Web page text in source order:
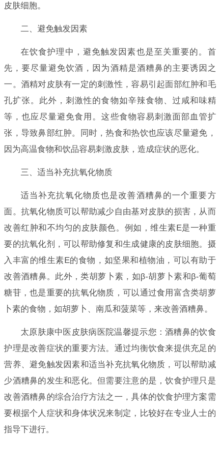
皮肤细胞。
二、避免触发因素
在饮食护理中，避免触发因素也是至关重要的。首
先，要尽量避免饮酒，因为酒精是酒糟鼻的主要诱因之
一。酒精对皮肤有一定的刺激性，容易引起面部红肿和毛
孔扩张。此外，刺激性的食物如辛辣食物、过咸和味精
等，也应尽量避免食用。这些食物容易刺激面部血管扩
张，导致鼻部红肿。同时，热食和热饮也应该尽量避免，
因为高温食物和饮品容易刺激皮肤，造成症状的恶化。
三、适当补充抗氧化物质
适当补充抗氧化物质也是改善酒糟鼻的一个重要方
面。抗氧化物质可以帮助减少自由基对皮肤的损害，从而
改善红肿和不均匀的皮肤颜色。例如，维生素E是一种重
要的抗氧化剂，可以帮助修复和生成健康的皮肤细胞。摄
入丰富的维生素E的食物，如坚果和植物油，可以有助于
改善酒糟鼻。此外，类胡萝卜素，如β-胡萝卜素和β-葡萄
糖苷，也是重要的抗氧化物质，可以通过食用富含类胡萝
卜素的食物，如胡萝卜、南瓜和菠菜等，来改善酒糟鼻。
太原肤康中医皮肤病医院温馨提示您：酒糟鼻的饮食
护理是改善症状的重要方法。通过均衡饮食来提供充足的
营养、避免触发因素和适当补充抗氧化物质，可以帮助减
少酒糟鼻的发生和恶化。但需要注意的是，饮食护理只是
改善酒糟鼻的综合治疗方法之一，具体的饮食护理方案需
要根据个人症状和身体状况来制定，比较好在专业人士的
指导下进行。